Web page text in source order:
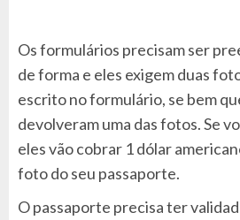
Os formulários precisam ser
de forma e eles exigem duas
escrito no formulário, se bem
devolveram uma das fotos. Se
eles vão cobrar 1 dólar
foto do seu passaporte.
O passaporte precisa ter